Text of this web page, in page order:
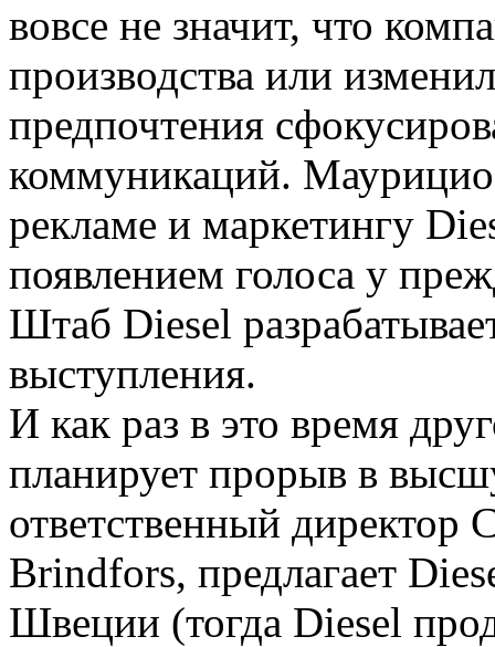
вовсе не значит, что
производства или
предпочтения
коммуникаций.
рекламе и маркетингу
появлением голоса у
Штаб Diesel
выступления.
И как раз в это время
планирует прорыв в
ответственный директор
Brindfors, предлагает
Швеции (тогда Diesel